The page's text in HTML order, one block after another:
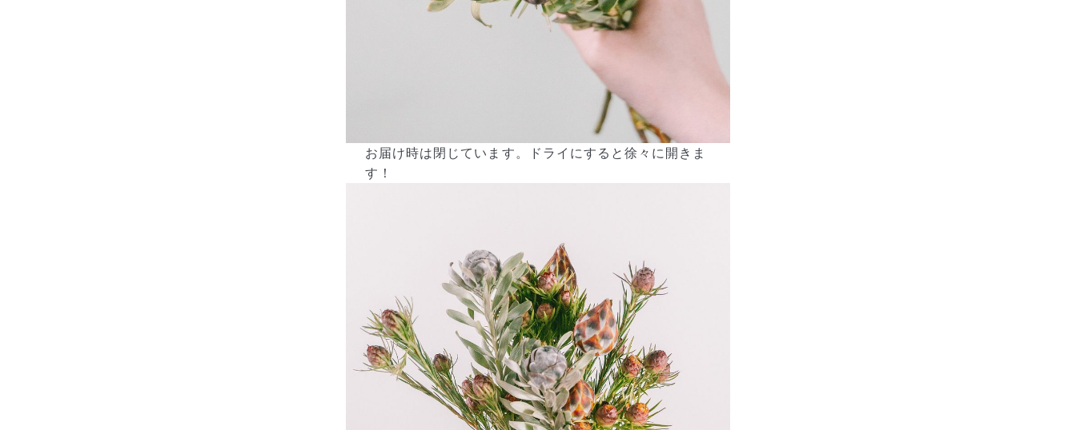
に好きな花をご注文いただけます。
Q. 配送できないエリアはありますか？
ただいま沖縄・離島エリアへの配送には対応しておりません。ご了
承ください。
Q. 配送日時は指定できますか？
お花をベストなタイミングで発送しているため、お届け日の指定は
できません。受け取り時間帯は、発送後にクロネコヤマトのアプリ
から変更可能です。
Q. 注文後にキャンセルできますか？
ご注文後一定時間内であればキャンセル可能です。
お届け時は閉じています。ドライにすると徐々に開きま
す！